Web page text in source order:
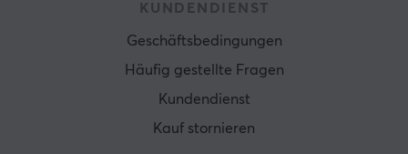
KUNDENDIENST
Geschäftsbedingungen
Häufig gestellte Fragen
Kundendienst
Kauf stornieren